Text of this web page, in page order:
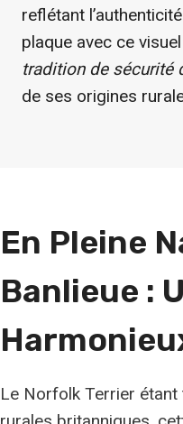
reflétant
plaque avec ce
tradition de sécurité
de ses origines
En Pleine
Banlieue :
Le Norfolk Terrier